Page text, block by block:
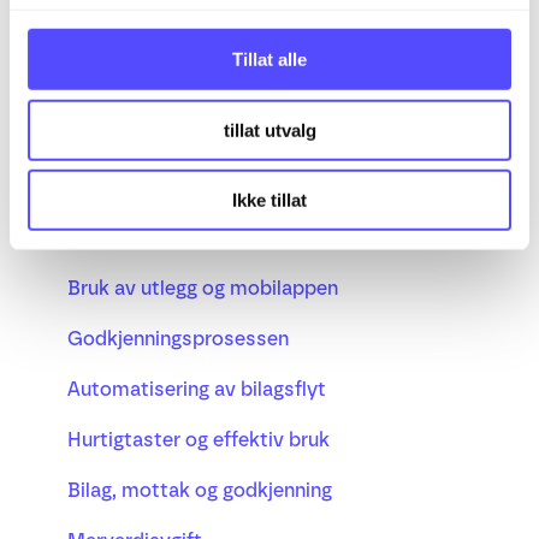
Tillat alle
tillat utvalg
Ikke tillat
Kom i gang
Bank
Prosjekt
Lønn
Busy timeregistrering
Bilagsbehandling
Bruk av utlegg og mobilappen
Godkjenningsprosessen
Automatisering av bilagsflyt
Hurtigtaster og effektiv bruk
Bilag, mottak og godkjenning